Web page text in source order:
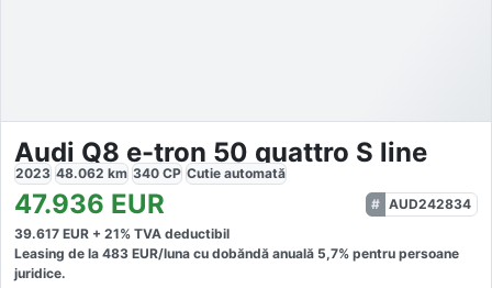
Audi Q8 e-tron 50 quattro S line
2023 48.062 km 340 CP Cutie automată
47.936 EUR
AUD242834
39.617 EUR + 21% TVA deductibil
Leasing de la 483 EUR/luna cu dobăndă anuală 5,7% pentru persoane
juridice.